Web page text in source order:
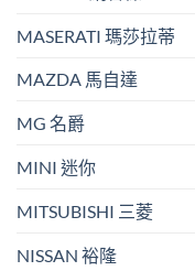
MASERATI 瑪莎拉蒂
MAZDA 馬自達
MG 名爵
MINI 迷你
MITSUBISHI 三菱
NISSAN 裕隆